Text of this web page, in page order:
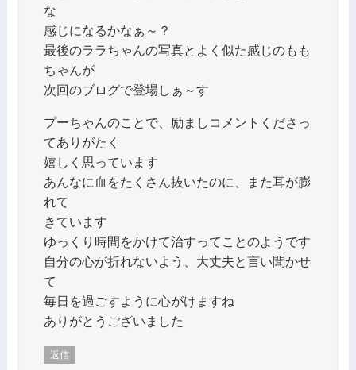
な
感じになるかなぁ～？
最後のララちゃんの写真とよく似た感じのもも
ちゃんが
次回のブログで登場しぁ～す
プーちゃんのことで、励ましコメントくださっ
てありがたく
嬉しく思っています
あんなに血をたくさん抜いたのに、また耳が膨
れて
きています
ゆっくり時間をかけて治すってことのようです
自分の心が折れないよう、大丈夫と言い聞かせ
て
毎日を過ごすように心がけますね
ありがとうございました
返信